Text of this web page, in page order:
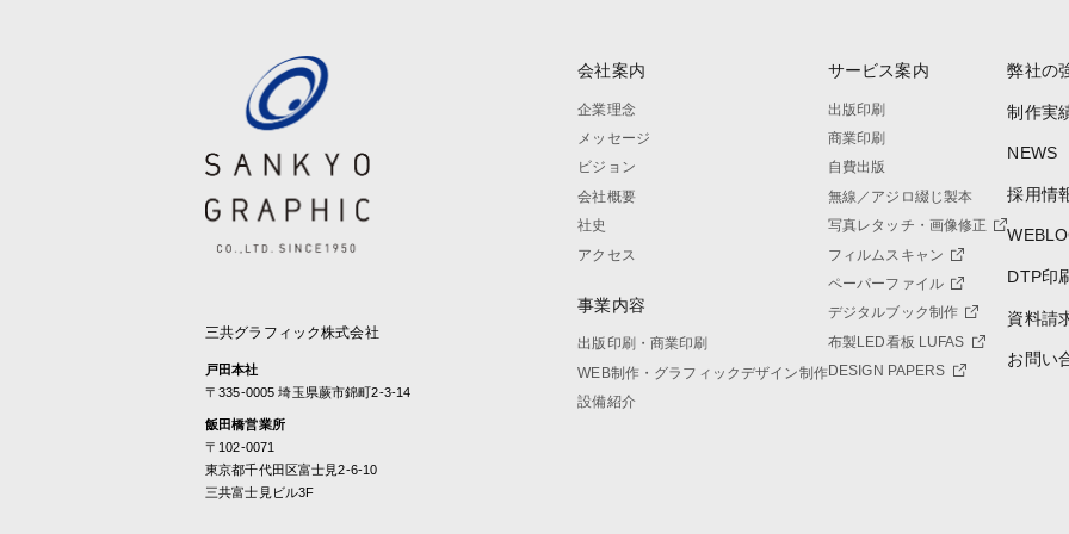
三共グラフィック株式会社
戸田本社
〒335-0005 埼玉県蕨市錦町2-3-14
飯田橋営業所
〒102-0071
東京都千代田区富士見2-6-10
三共富士見ビル3F
会社案内
企業理念
メッセージ
ビジョン
会社概要
社史
アクセス
事業内容
出版印刷・商業印刷
WEB制作・グラフィックデザイン制作
設備紹介
サービス案内
出版印刷
商業印刷
自費出版
無線／アジロ綴じ製本
写真レタッチ・画像修正
フィルムスキャン
ペーパーファイル
デジタルブック制作
布製LED看板 LUFAS
DESIGN PAPERS
弊社の
制作実
NEWS
採用情
DTP印
資料請
お問い